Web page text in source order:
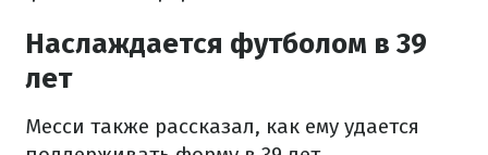
Наслаждается футболом в 39
лет
Месси также рассказал, как ему удается